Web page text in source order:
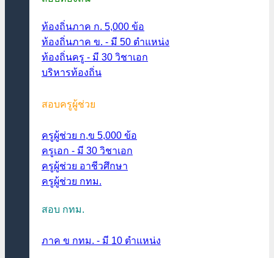
ท้องถิ่นภาค ก. 5,000 ข้อ
ท้องถิ่นภาค ข. - มี 50 ตำแหน่ง
ท้องถิ่นครู - มี 30 วิชาเอก
บริหารท้องถิ่น
สอบครูผู้ช่วย
ครูผู้ช่วย ก,ข 5,000 ข้อ
ครูเอก - มี 30 วิชาเอก
ครูผู้ช่วย อาชีวศึกษา
ครูผู้ช่วย กทม.
สอบ กทม.
ภาค ข กทม. - มี 10 ตำแหน่ง